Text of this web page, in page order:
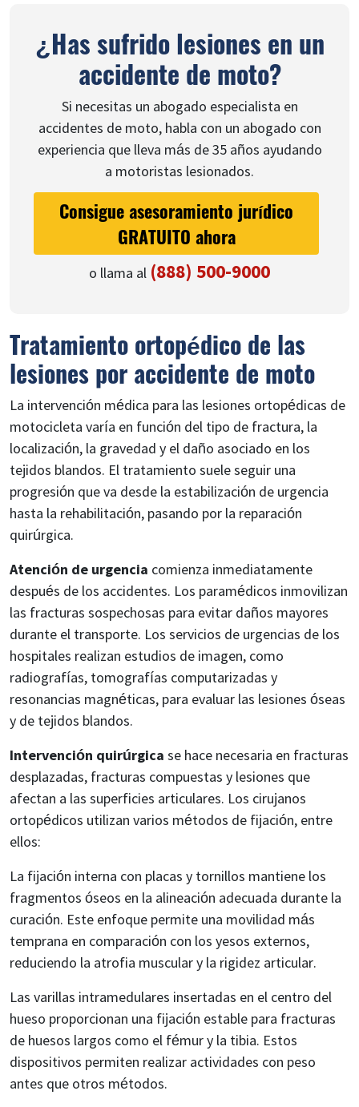
¿Has sufrido lesiones en un
accidente de moto?
Si necesitas un abogado especialista en
accidentes de moto, habla con un abogado con
experiencia que lleva más de 35 años ayudando
a motoristas lesionados.
Consigue asesoramiento jurídico
GRATUITO ahora
o llama al (888) 500-9000
Tratamiento ortopédico de las
lesiones por accidente de moto
La intervención médica para las lesiones ortopédicas de
motocicleta varía en función del tipo de fractura, la
localización, la gravedad y el daño asociado en los
tejidos blandos. El tratamiento suele seguir una
progresión que va desde la estabilización de urgencia
hasta la rehabilitación, pasando por la reparación
quirúrgica.
Atención de urgencia comienza inmediatamente
después de los accidentes. Los paramédicos inmovilizan
las fracturas sospechosas para evitar daños mayores
durante el transporte. Los servicios de urgencias de los
hospitales realizan estudios de imagen, como
radiografías, tomografías computarizadas y
resonancias magnéticas, para evaluar las lesiones óseas
y de tejidos blandos.
Intervención quirúrgica se hace necesaria en fracturas
desplazadas, fracturas compuestas y lesiones que
afectan a las superficies articulares. Los cirujanos
ortopédicos utilizan varios métodos de fijación, entre
ellos:
La fijación interna con placas y tornillos mantiene los
fragmentos óseos en la alineación adecuada durante la
curación. Este enfoque permite una movilidad más
temprana en comparación con los yesos externos,
reduciendo la atrofia muscular y la rigidez articular.
Las varillas intramedulares insertadas en el centro del
hueso proporcionan una fijación estable para fracturas
de huesos largos como el fémur y la tibia. Estos
dispositivos permiten realizar actividades con peso
antes que otros métodos.